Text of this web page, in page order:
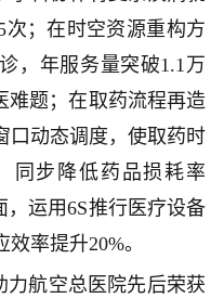
次；在时空资源重构方
，年服务量突破1.1万
难题；在取药流程再造
口动态调度，使取药时
同步降低药品损耗率
，运用6S推行医疗设备
率提升20%。
力航空总医院先后荣获